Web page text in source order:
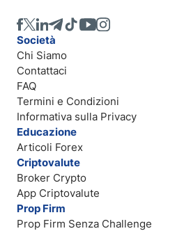
Società
Chi Siamo
Contattaci
FAQ
Termini e Condizioni
Informativa sulla Privacy
Educazione
Articoli Forex
Criptovalute
Broker Crypto
App Criptovalute
Prop Firm
Prop Firm Senza Challenge